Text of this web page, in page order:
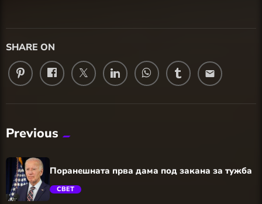
SHARE ON
email
Previous
Поранешната прва дама под закана за тужба
СВЕТ